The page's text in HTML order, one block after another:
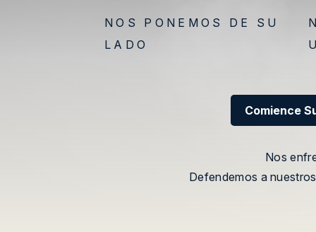
NOS PONEMOS DE SU
LADO
Comience
Nos
Defendemos a